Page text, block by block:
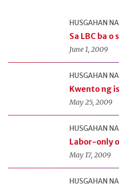
HUSGAHAN
Sa LBC ba o
June 1, 2009
HUSGAHAN
Kwento ng
May 25, 2009
HUSGAHAN
Labor-only
May 17, 2009
HUSGAHAN